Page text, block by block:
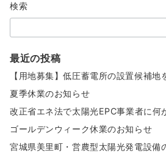
検索
最近の投稿
【用地募集】低圧蓄電所の設置候補地
夏季休業のお知らせ
改正省エネ法で太陽光EPC事業者に何
ゴールデンウィーク休業のお知らせ
宮城県美里町・営農型太陽光発電設備